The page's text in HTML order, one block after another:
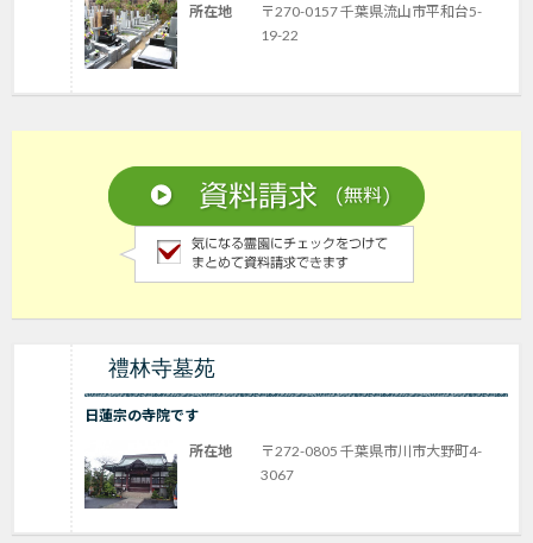
所在地
〒270-0157 千葉県流山市平和台5-
19-22
禮林寺墓苑
日蓮宗の寺院です
所在地
〒272-0805 千葉県市川市大野町4-
3067